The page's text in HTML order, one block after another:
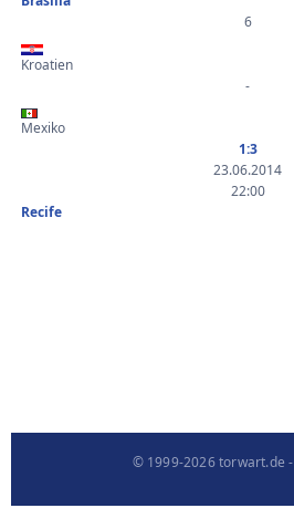
6
Kroatien
-
Mexiko
1:3
23.06.2014
22:00
Recife
© 1999-2026 torwart.de -